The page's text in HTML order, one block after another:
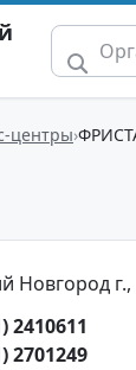
центры
Новгород г.,
2410611
2701249